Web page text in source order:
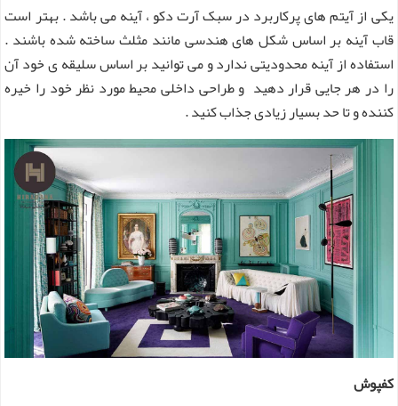
یکی از آیتم های پرکاربرد در سبک آرت دکو ، آینه می باشد . بهتر است
قاب آینه بر اساس شکل های هندسی مانند مثلث ساخته شده باشند .
استفاده از آینه محدودیتی ندارد و می توانید بر اساس سلیقه ی خود آن
را در هر جایی قرار دهید و طراحی داخلی محیط مورد نظر خود را خیره
کننده و تا حد بسیار زیادی جذاب کنید .
کفپوش